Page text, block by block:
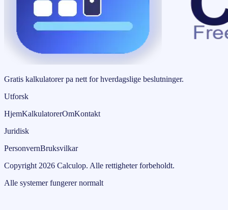
Gratis kalkulatorer pa nett for hverdagslige beslutninger.
Utforsk
HjemKalkulatorerOmKontakt
Juridisk
PersonvernBruksvilkar
Copyright 2026 Calculop. Alle rettigheter forbeholdt.
Alle systemer fungerer normalt